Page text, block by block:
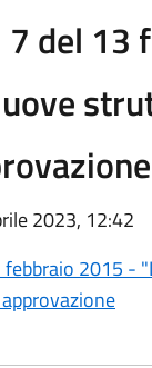
del 13
2023, 12:42
febbraio 2015 -